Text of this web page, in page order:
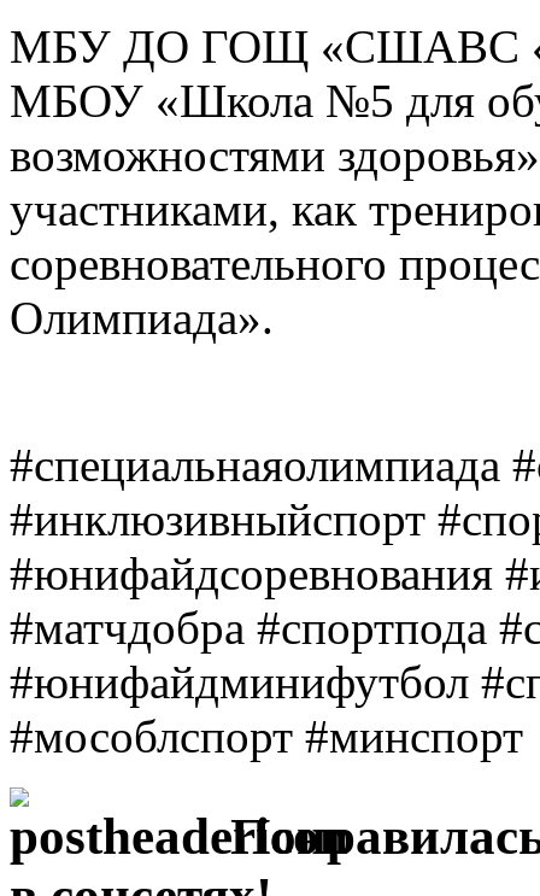
МБУ ДО ГОЩ «СШАВС
МБОУ «Школа №5 для
возможностями
участниками, как
соревновательного
Олимпиада».
#специальнаяолимпиада
#инклюзивныйспорт
#юнифайдсоревнования
#матчдобра #спортпода
#юнифайдминифутбол
#мособлспорт #минспорт